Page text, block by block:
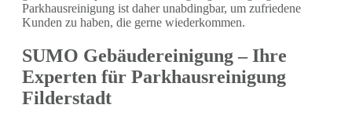
Parkhausreinigung ist daher unabdingbar, um zufriedene
Kunden zu haben, die gerne wiederkommen.
SUMO Gebäudereinigung – Ihre
Experten für Parkhausreinigung
Filderstadt